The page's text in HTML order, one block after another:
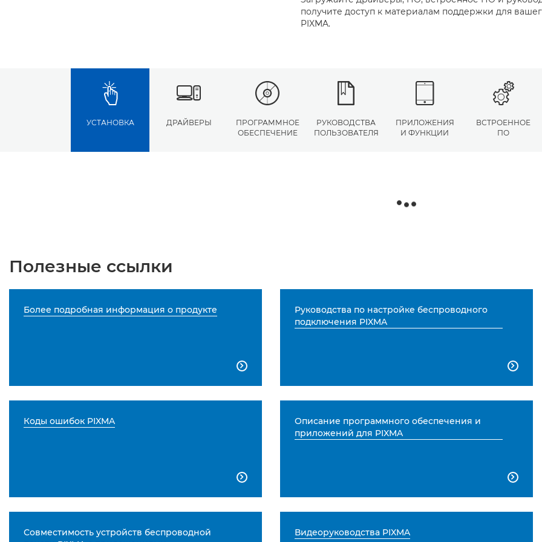
получите доступ к материалам поддержки для
PIXMA.
УСТАНОВКА ДРАЙВЕРЫ
ПРОГРАММНОЕ
ОБЕСПЕЧЕНИЕ
РУКОВОДСТВА
ПОЛЬЗОВАТЕЛЯ
ПРИЛОЖЕНИЯ
И ФУНКЦИИ
ВСТРОЕННОЕ
ПО
Полезные ссылки
Более подробная информация о продукте

Руководства по настройке беспроводного
подключения PIXMA

Коды ошибок PIXMA

Описание программного обеспечения и
приложений для PIXMA

Совместимость устройств беспроводной
Видеоруководства PIXMA